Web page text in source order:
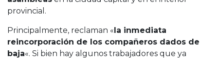
provincial.
Principalmente, reclaman « la inmediata
reincorporación de los compañeros dados de
baja«. Si bien hay algunos trabajadores que ya